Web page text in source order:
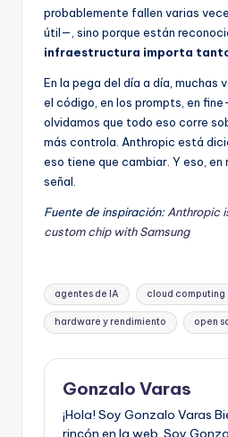
probablemente fallen varias
útil—, sino porque están
infraestructura importa
En la pega del día a día, muchas
el código, en los prompts, en
olvidamos que todo eso corre
más controla. Anthropic está
eso tiene que cambiar. Y eso, en
señal.
Fuente de inspiración:Anthropic
custom chip with Samsung
Etiquetas:
agentes de IA cloud computing
hardware y rendimiento open
Gonzalo Varas
¡Hola! Soy Gonzalo Varas
rincón en la web. Soy